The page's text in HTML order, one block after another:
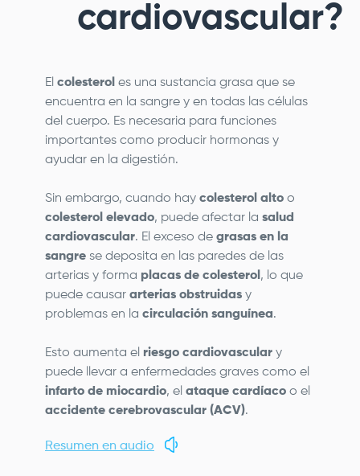
cardiovascular?
El colesterol es una sustancia grasa que se
encuentra en la sangre y en todas las células
del cuerpo. Es necesaria para funciones
importantes como producir hormonas y
ayudar en la digestión.
Sin embargo, cuando hay colesterol alto o
colesterol elevado, puede afectar la salud
cardiovascular. El exceso de grasas en la
sangre se deposita en las paredes de las
arterias y forma placas de colesterol , lo que
puede causar arterias obstruidas y
problemas en la circulación sanguínea.
Esto aumenta el riesgo cardiovascular y
puede llevar a enfermedades graves como el
infarto de miocardio, el ataque cardíaco o el
accidente cerebrovascular (ACV).
Resumen en audio